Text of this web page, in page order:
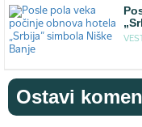
Ostavi